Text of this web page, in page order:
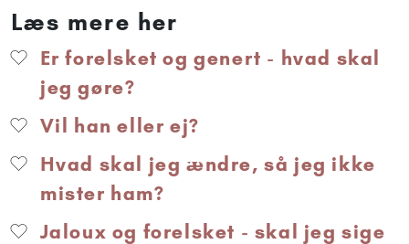
Læs mere her
Er forelsket og genert - hvad skal
jeg gøre?
Vil han eller ej?
Hvad skal jeg ændre, så jeg ikke
mister ham?
Jaloux og forelsket - skal jeg sige